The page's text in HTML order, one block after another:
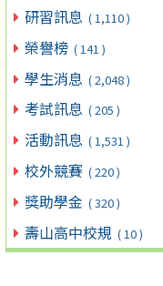
研習訊息 ( 1,110 )
榮譽榜 ( 141 )
學生消息 ( 2,048 )
考試訊息 ( 205 )
活動訊息 ( 1,531 )
校外競賽 ( 220 )
獎助學金 ( 320 )
壽山高中校規 ( 10 )